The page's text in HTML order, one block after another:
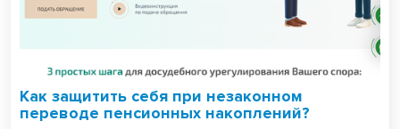
Как защитить себя при незаконном
переводе пенсионных накоплений?